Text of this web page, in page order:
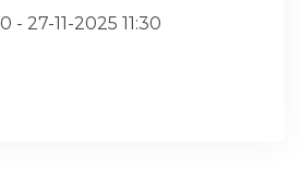
- 27-11-2025 11:30